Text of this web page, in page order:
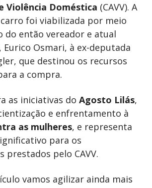
Violência Doméstica (CAVV). A
foi viabilizada por meio
do então vereador e atual
Osmari, à ex-deputada
que destinou os recursos
a compra.
as iniciativas do Agosto Lilás,
e enfrentamento à
as mulheres, e representa
para os
prestados pelo CAVV.
vamos agilizar ainda mais